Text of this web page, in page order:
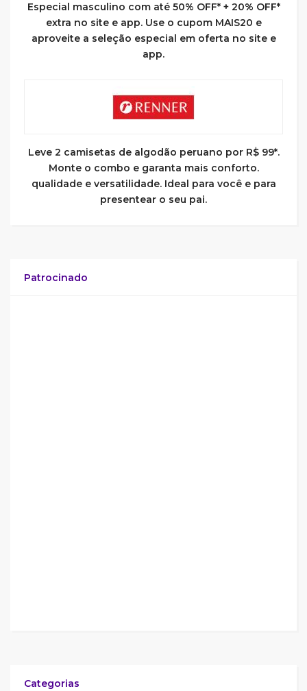
Especial masculino com até 50% OFF* + 20% OFF*
extra no site e app. Use o cupom MAIS20 e
aproveite a seleção especial em oferta no site e
app.
Leve 2 camisetas de algodão peruano por R$ 99*.
Monte o combo e garanta mais conforto.
qualidade e versatilidade. Ideal para você e para
presentear o seu pai.
Patrocinado
Categorias